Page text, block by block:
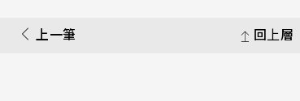
上一筆 回上層